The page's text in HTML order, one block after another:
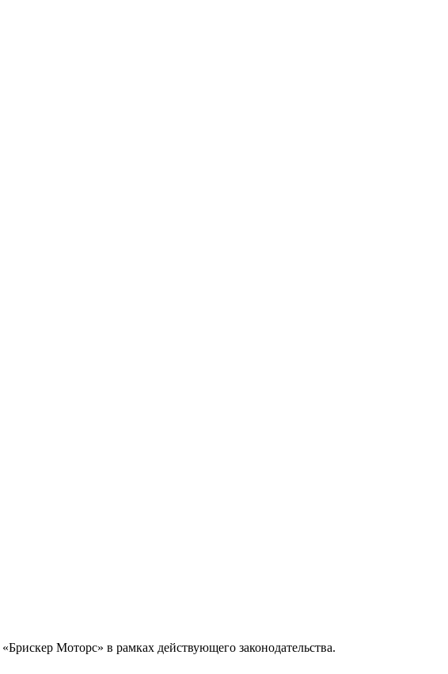
«Брискер Моторс» в рамках действующего законодательства.